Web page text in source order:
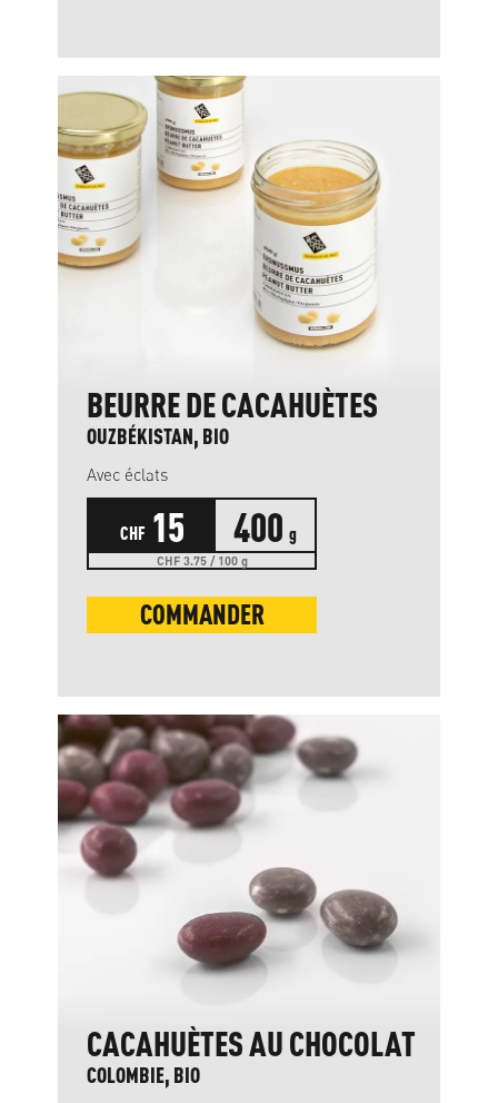
BEURRE DE CACAHUÈTES
OUZBÉKISTAN, BIO
Avec éclats
CHF 15 400 g
CHF 3.75 / 100 g
COMMANDER
CACAHUÈTES AU CHOCOLAT
COLOMBIE, BIO